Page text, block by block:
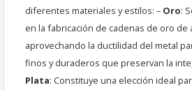
diferentes materiales y estilos: – Oro:
en la fabricación de cadenas de oro de
aprovechando la ductilidad del metal
finos y duraderos que preservan la
Plata: Constituye una elección ideal